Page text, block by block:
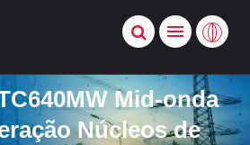
Mid-onda
Núcleos de